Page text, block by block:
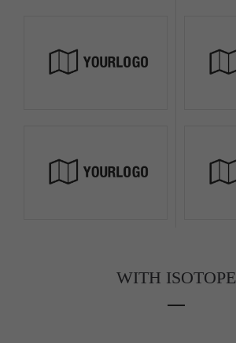
WITH ISOTOPE